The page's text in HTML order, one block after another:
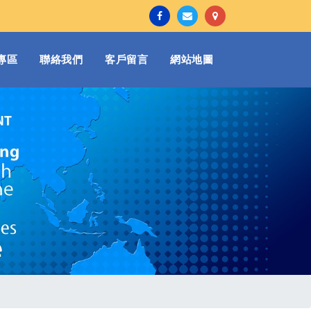
區 聯絡我們 客戶留言 網站地圖